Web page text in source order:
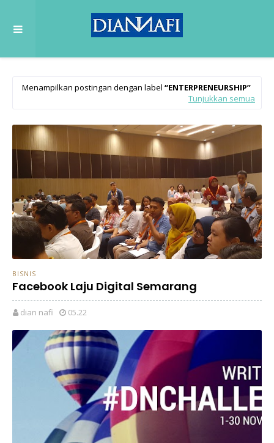
Menampilkan postingan dengan label
ENTERPRENEURSHIP
Tunjukkan semua
BISNIS
Facebook Laju Digital Semarang
dian nafi 05.22